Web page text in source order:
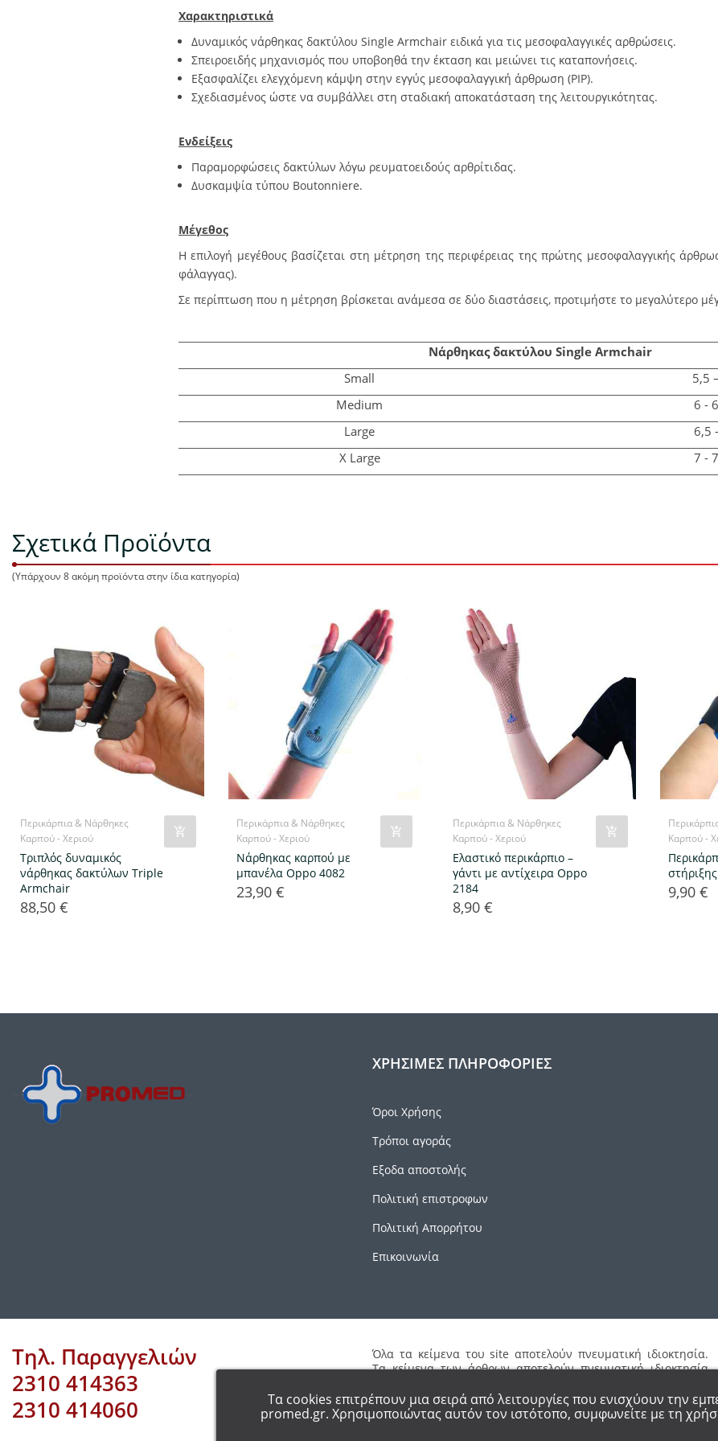
Τα cookies επιτρέπουν μια σειρά από λειτουργίες που ενισχύουν την
promed.gr. Χρησιμοποιώντας αυτόν τον ιστότοπο, συμφωνείτε με τη
Χαρακτηριστικά
Δυναμικός νάρθηκας δακτύλου Single Armchair ειδικά για τις μεσοφαλαγγικές αρθρώσεις.
Σπειροειδής μηχανισμός που υποβοηθά την έκταση και μειώνει τις καταπονήσεις.
Εξασφαλίζει ελεγχόμενη κάμψη στην εγγύς μεσοφαλαγγική άρθρωση (PIP).
Σχεδιασμένος ώστε να συμβάλλει στη σταδιακή αποκατάσταση της λειτουργικότητας.
Ενδείξεις
Παραμορφώσεις δακτύλων λόγω ρευματοειδούς αρθρίτιδας.
Δυσκαμψία τύπου Boutonniere.
Μέγεθος
Η επιλογή μεγέθους βασίζεται στη μέτρηση της περιφέρειας της πρώτης μεσοφαλαγγικής
φάλαγγας).
Σε περίπτωση που η μέτρηση βρίσκεται ανάμεσα σε δύο διαστάσεις, προτιμήστε το μεγαλύτερο
Νάρθηκας δακτύλου Single Armchair
Small
5,5
Medium
6 -
Large
6,5
X Large
7 -
Σχετικά Προϊόντα
(Υπάρχουν 8 ακόμη προϊόντα στην ίδια κατηγορία)
Περικάρπια & Νάρθηκες
Καρπού - Χεριού
Τριπλός δυναμικός
νάρθηκας δακτύλων Triple
Armchair
Τιμή
88,50 €
Περικάρπια & Νάρθηκες
Καρπού - Χεριού
Νάρθηκας καρπού με
μπανέλα Oppo 4082
Τιμή
23,90 €
Περικάρπια & Νάρθηκες
Καρπού - Χεριού
Ελαστικό περικάρπιο –
γάντι με αντίχειρα Oppo
2184
Τιμή
8,90 €
Καρπού -
Τιμή
9,90 €
ΧΡΉΣΙΜΕΣ ΠΛΗΡΟΦΟΡΊΕΣ
Όροι Χρήσης
Τρόποι αγοράς
Εξοδα αποστολής
Πολιτική επιστροφων
Πολιτική Απορρήτου
Επικοινωνία
Τηλ. Παραγγελιών
2310 414363
2310 414060
Όλα τα κείμενα του site αποτελούν πνευματική ιδιοκτησία.
Τα κείμενα των άρθρων αποτελούν πνευματική ιδιοκτησία
αναδημοσίευση μέρους ή ολόκληρου του περιεχομένου του
site χωρίς έγγραφη άδεια.